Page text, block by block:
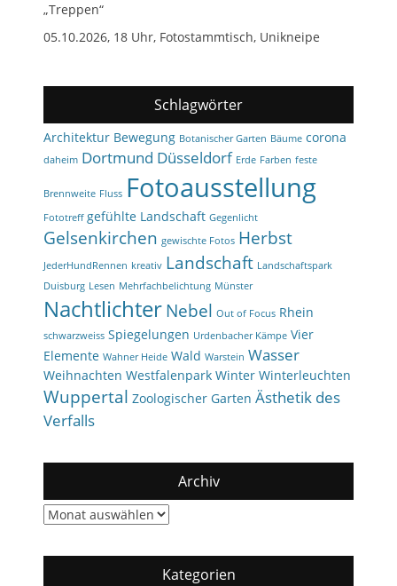
„Treppen“
05.10.2026, 18 Uhr, Fotostammtisch, Unikneipe
Schlagwörter
Architektur Bewegung Botanischer Garten Bäume corona
daheim Dortmund Düsseldorf Erde Farben feste
Brennweite Fluss Fotoausstellung
Fototreff gefühlte Landschaft Gegenlicht
Gelsenkirchen gewischte Fotos Herbst
JederHundRennen kreativ Landschaft Landschaftspark
Duisburg Lesen Mehrfachbelichtung Münster
NachtlichterNebel Out of Focus Rhein
schwarzweiss Spiegelungen Urdenbacher Kämpe Vier
Elemente Wahner Heide Wald Warstein Wasser
Weihnachten Westfalenpark Winter Winterleuchten
Wuppertal Zoologischer Garten Ästhetik des
Verfalls
Archiv
Archiv
Kategorien